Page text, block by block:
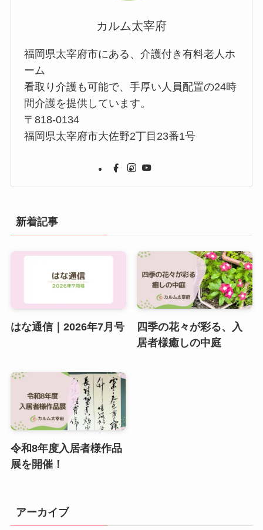
カルム太宰府
福岡県太宰府市にある、介護付き有料老人ホ
ーム
看取り介護も可能で、手厚い人員配置の24時
間介護を提供しています。
〒818-0134
福岡県太宰府市大佐野2丁目23番1号
新着記事
はな通信｜2026年7月号
四季の花々が彩る、入
居者様癒しの中庭
令和8年度入居者様作品
展を開催！
アーカイブ